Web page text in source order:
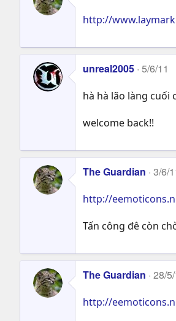
http://
unreal2005 5/6/11
hà hà lão làng cuối
welcome back!!
The Guardian 3/6/
http://
Tấn công đê còn
The Guardian 28/
http://